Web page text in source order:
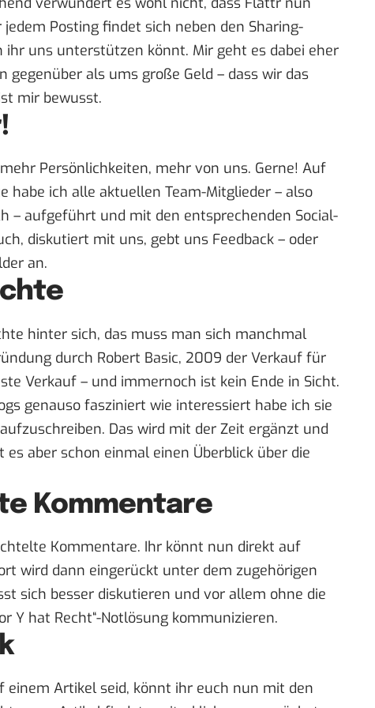
Posting findet sich neben den Sharing-
uns unterstützen könnt. Mir geht es dabei eher
als ums große Geld – dass wir das
mir bewusst.
Persönlichkeiten, mehr von uns. Gerne! Auf
habe ich alle aktuellen Team-Mitglieder – also
– aufgeführt und mit den entsprechenden Social-
diskutiert mit uns, gebt uns Feedback – oder
an.
hinter sich, das muss man sich manchmal
durch Robert Basic, 2009 der Verkauf für
Verkauf – und immernoch ist kein Ende in Sicht.
genauso fasziniert wie interessiert habe ich sie
Das wird mit der Zeit ergänzt und
aber schon einmal einen Überblick über die
Kommentare
Kommentare. Ihr könnt nun direkt auf
wird dann eingerückt unter dem zugehörigen
sich besser diskutieren und vor allem ohne die
Y hat Recht“-Notlösung kommunizieren.
einem Artikel seid, könnt ihr euch nun mit den